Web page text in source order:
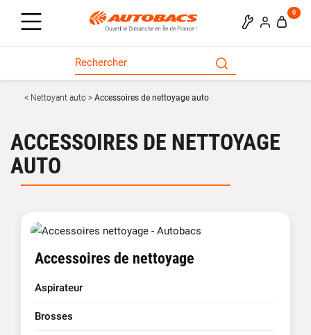
0
Nettoyant auto Accessoires de nettoyage auto
ACCESSOIRES DE NETTOYAGE
AUTO
Accessoires de nettoyage
Aspirateur
Brosses